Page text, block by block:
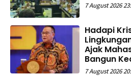
7 August 2026
Hadapi
Ajak
Bangun
7 August 2026